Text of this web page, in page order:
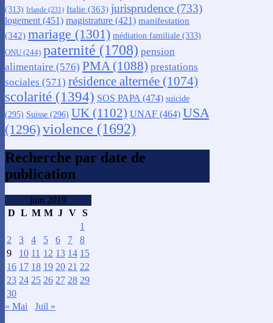
(313) Irlande (231) Italie (363) jurisprudence (733)
logement (451) magistrature (421) manifestation
(342) mariage (1301) médiation familiale (333)
ONU (244) paternité (1708) pension
alimentaire (576) PMA(1088) prestations
sociales (571) résidence alternée (1074)
scolarité (1394) SOS PAPA(474) suicide
(295) Suisse (296) UK (1102) UNAF (464) USA
(1296)violence (1692)
Recherche par date de
publication
juin 2019
D L M M J V S
1
2
3 4 5 6 7
8
9
10 11 12 13 14 15
16 17 18 19 20 21 22
23 24 25 26 27 28 29
30
« Mai
Juil »